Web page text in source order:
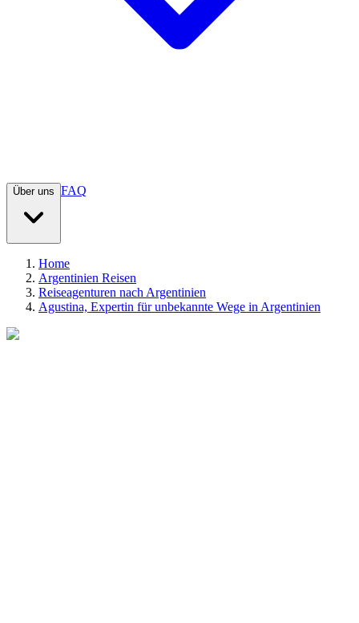
Über uns FAQ
Home
Argentinien Reisen
Reiseagenturen nach Argentinien
Agustina, Expertin für unbekannte Wege in Argentinien